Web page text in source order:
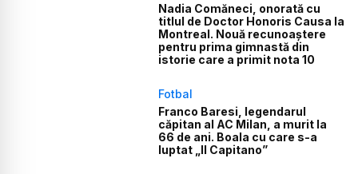
Nadia Comăneci, onorată cu
titlul de Doctor Honoris Causa la
Montreal. Nouă recunoaștere
pentru prima gimnastă din
istorie care a primit nota 10
Fotbal
Franco Baresi, legendarul
căpitan al AC Milan, a murit la
66 de ani. Boala cu care s-a
luptat „Il Capitano”